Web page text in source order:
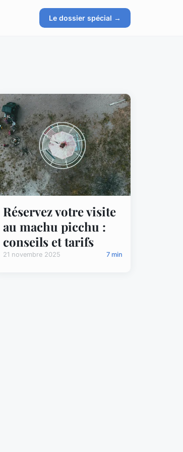
Le dossier spécial →
Réservez votre visite
au machu picchu :
conseils et tarifs
21 novembre 2025 7 min